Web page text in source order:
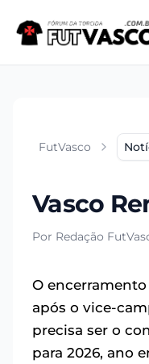
FutVasco
Vasco
Por Redação
O
após o vice-
precisa ser o
para 2026, ano